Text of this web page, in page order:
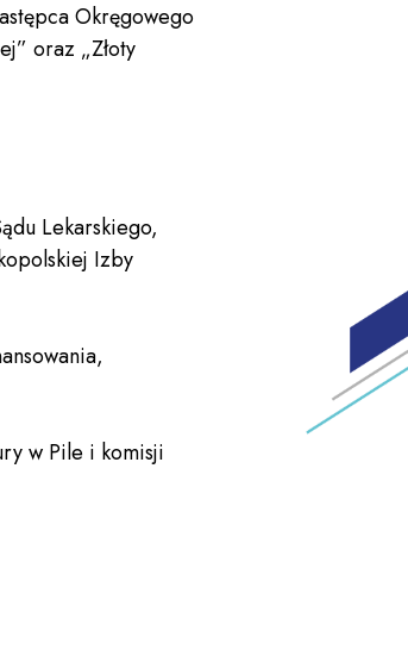
Okręgowego
oraz „Złoty
Lekarskiego,
Izby
w Pile i komisji